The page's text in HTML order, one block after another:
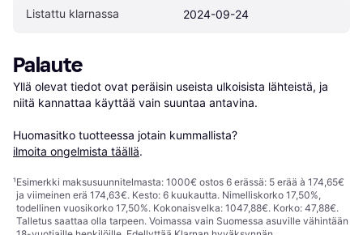
Listattu klarnassa 2024-09-24
Palaute
Yllä olevat tiedot ovat peräisin useista ulkoisista lähteistä, ja
niitä kannattaa käyttää vain suuntaa antavina.
Huomasitko tuotteessa jotain kummallista?
ilmoita ongelmista täällä.
¹Esimerkki maksusuunnitelmasta: 1000€ ostos 6 erässä: 5 erää à 174,65€
ja viimeinen erä 174,63€. Kesto: 6 kuukautta. Nimelliskorko 17,50%,
todellinen vuosikorko 17,50%. Kokonaisvelka: 1047,88€. Korko: 47,88€.
Talletus saattaa olla tarpeen. Voimassa vain Suomessa asuville vähintään